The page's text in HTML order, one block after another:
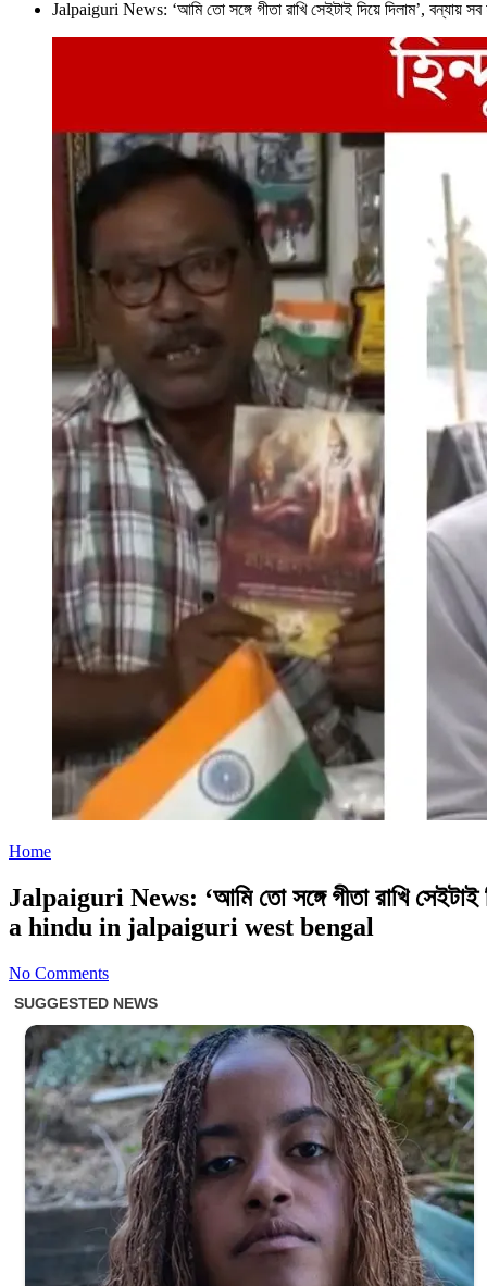
Jalpaiguri News: ‘আমি তো সঙ্গে গীতা রাখি সেইটাই দিয়ে দিলাম’,
Home
Jalpaiguri News: ‘আমি তো সঙ্গে গীতা রাখি
a hindu in jalpaiguri west bengal
No Comments